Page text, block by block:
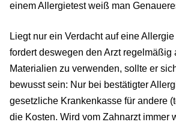
einem Allergietest weiß man
Liegt nur ein Verdacht auf eine
fordert deswegen den Arzt regelmäßig
Materialien zu verwenden, sollte er
bewusst sein: Nur bei bestätigter
gesetzliche Krankenkasse für andere
die Kosten. Wird vom Zahnarzt immer